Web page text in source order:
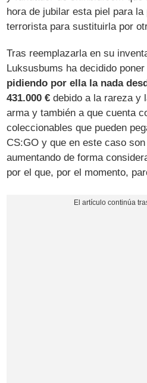
hora de jubilar esta piel para
terrorista para sustituirla por
Tras reemplazarla en su
Luksusbums ha decidido
pidiendo por ella la nada
431.000 € debido a la rareza y
arma y también a que cuenta
coleccionables que pueden
CS:GO y que en este caso
aumentando de forma
por el que, por el momento,